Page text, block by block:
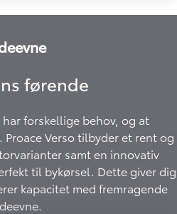
førende
forskellige behov, og at
Verso tilbyder et rent og
samt en innovativ
til bykørsel. Dette giver dig
kapacitet med fremragende